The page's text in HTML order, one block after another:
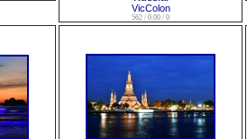
VicColon
562 / 0.00 / 0